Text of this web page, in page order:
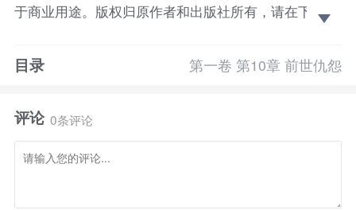
于商业用途。版权归原作者和出版社所有，请在下载后
大富豪林正军重生了，回到1979年，全县最美女知
竟然让傻妮子替自己去劳动教养，导致她悲剧的一
生！ 这一世林正军没有犹豫，无比坚定死说出：“我
不许你去，而且，我会娶你！”人人都说林正军犯傻娶
目录 第一卷 第10章 前世仇怨
评论 0条评论